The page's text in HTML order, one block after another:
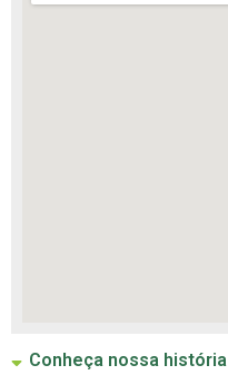
Conheça nossa história